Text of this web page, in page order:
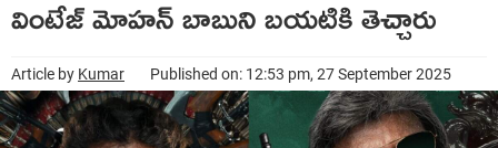
వింటేజ్ మోహన్ బాబుని బయటికి తెచ్చారు
Article by Kumar Published on: 12:53 pm, 27 September 2025